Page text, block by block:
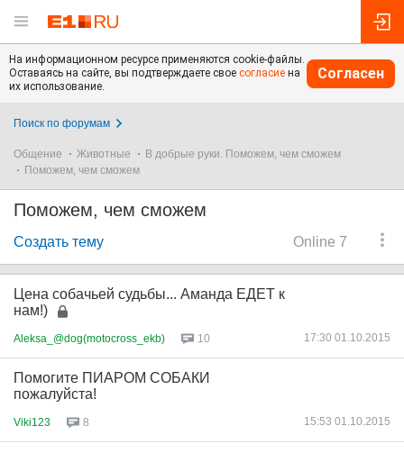
На информационном ресурсе применяются cookie-файлы.
Оставаясь на сайте, вы подтверждаете свое согласие на
их использование.
Согласен
Поиск по форумам
Общение Животные
В добрые руки. Поможем, чем сможем
Поможем, чем сможем
Поможем, чем сможем
Online 7
Создать тему
Цена собачьей судьбы... Аманда ЕДЕТ к
нам!)
Aleksa_@dog(motocross_ekb) 10 17:30 01.10.2015
Помогите ПИАРОМ СОБАКИ
пожалуйста!
Viki123 8 15:53 01.10.2015